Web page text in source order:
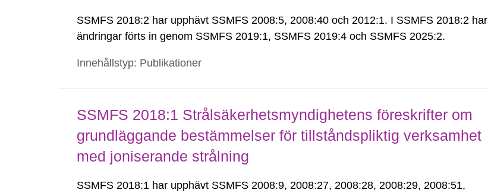
SSMFS 2018:2 har upphävt SSMFS 2008:5, 2008:40 och 2012:1. I SSMFS 2018:2 har
ändringar förts in genom SSMFS 2019:1, SSMFS 2019:4 och SSMFS 2025:2.
Innehållstyp: Publikationer
SSMFS 2018:1 Strålsäkerhetsmyndighetens föreskrifter om
grundläggande bestämmelser för tillståndspliktig verksamhet
med joniserande strålning
SSMFS 2018:1 har upphävt SSMFS 2008:9, 2008:27, 2008:28, 2008:29, 2008:51,